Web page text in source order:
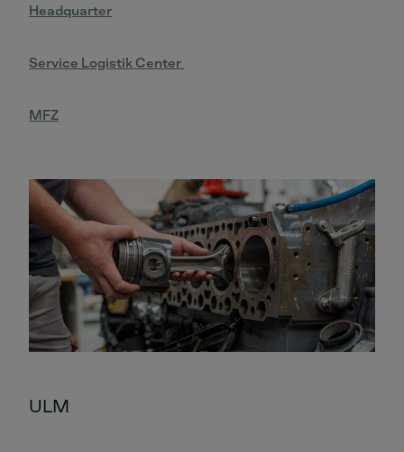
Headquarter
Service Logistik Center
MFZ
ULM